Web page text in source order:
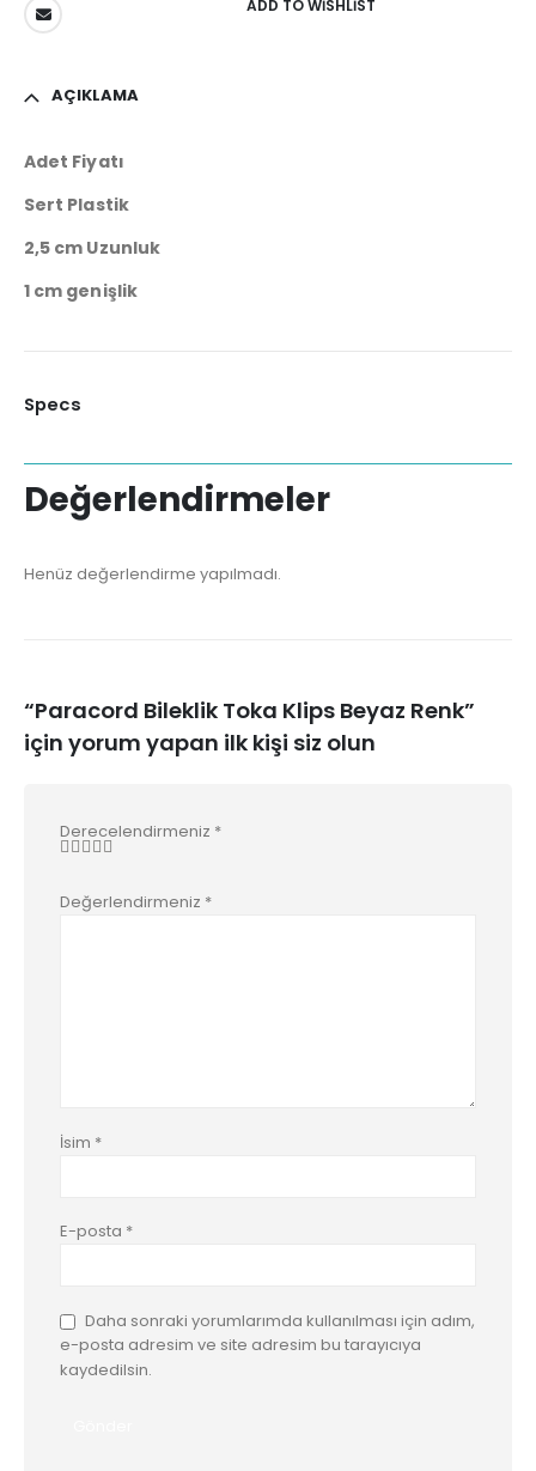
ADD TO WISHLIST
AÇIKLAMA
Adet Fiyatı
Sert Plastik
2,5 cm Uzunluk
1 cm genişlik
Specs
Değerlendirmeler
Henüz değerlendirme yapılmadı.
“Paracord Bileklik Toka Klips Beyaz Renk”
için yorum yapan ilk kişi siz olun
Derecelendirmeniz *
Değerlendirmeniz *
İsim *
E-posta *
Daha sonraki yorumlarımda kullanılması için adım,
e-posta adresim ve site adresim bu tarayıcıya
kaydedilsin.